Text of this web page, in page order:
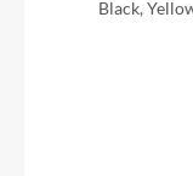
Black,